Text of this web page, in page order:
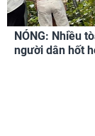
NÓNG: Nhiều
người dân hốt